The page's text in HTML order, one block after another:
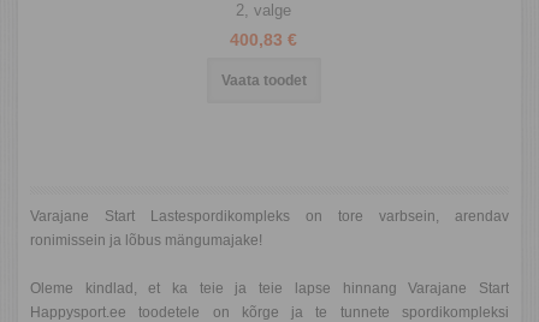
2, valge
400,83 €
Vaata toodet
Varajane Start Lastespordikompleks on tore varbsein, arendav
ronimissein ja lõbus mängumajake!
Oleme kindlad, et ka teie ja teie lapse hinnang Varajane Start
Happysport.ee toodetele on kõrge ja te tunnete spordikompleksi